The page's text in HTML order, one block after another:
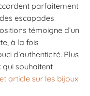
parfaitement
escapades
témoigne d’un
à la fois
d’authenticité. Plus
qui souhaitent
article sur les bijoux